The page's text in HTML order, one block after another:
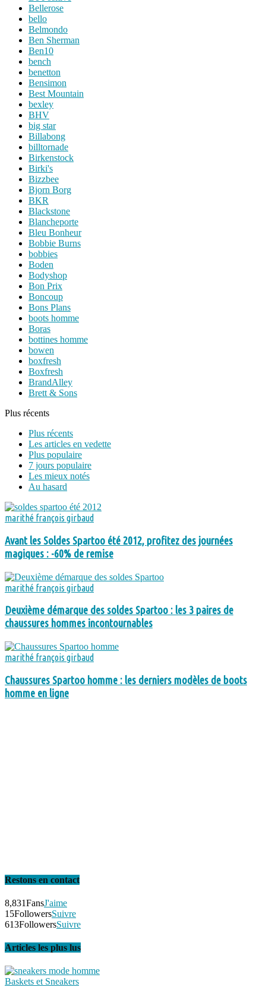
Bellerose
bello
Belmondo
Ben Sherman
Ben10
bench
benetton
Bensimon
Best Mountain
bexley
BHV
big star
Billabong
billtornade
Birkenstock
Birki's
Bizzbee
Bjorn Borg
BKR
Blackstone
Blancheporte
Bleu Bonheur
Bobbie Burns
bobbies
Boden
Bodyshop
Bon Prix
Boncoup
Bons Plans
boots homme
Boras
bottines homme
bowen
boxfresh
Boxfresh
BrandAlley
Brett & Sons
Plus récents
Plus récents
Les articles en vedette
Plus populaire
7 jours populaire
Les mieux notés
Au hasard
marithé françois girbaud
Avant les Soldes Spartoo été 2012, profitez des journées
magiques : -60% de remise
marithé françois girbaud
Deuxième démarque des soldes Spartoo : les 3 paires de
chaussures hommes incontournables
marithé françois girbaud
Chaussures Spartoo homme : les derniers modèles de boots
homme en ligne
Restons en contact
8,831FansJ'aime
15FollowersSuivre
613FollowersSuivre
Articles les plus lus
Baskets et Sneakers